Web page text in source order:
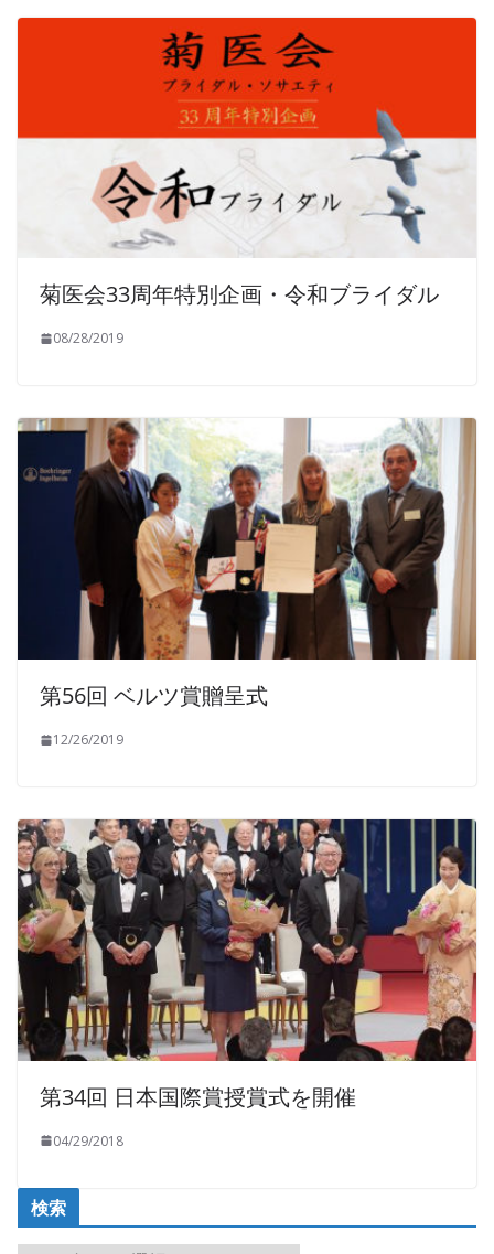
菊医会33周年特別企画・令和ブライダル
08/28/2019
第56回 ベルツ賞贈呈式
12/26/2019
第34回 日本国際賞授賞式を開催
04/29/2018
検索